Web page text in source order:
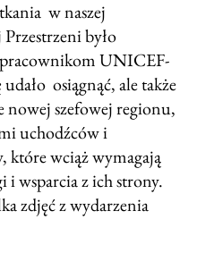
w naszej
Przestrzeni było
UNICEF-
osiągnąć, ale także
nowej szefowej regionu,
uchodźców i
które wciąż wymagają
i wsparcia z ich strony.
zdjęć z wydarzenia